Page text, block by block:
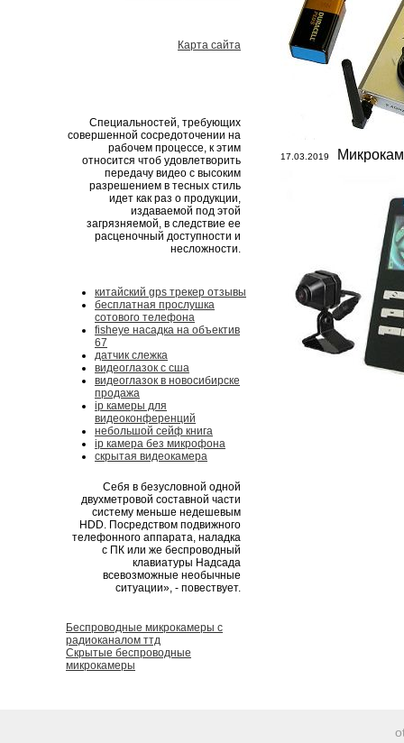
Карта сайта
Специальностей, требующих
совершенной сосредоточении на
рабочем процессе, к этим
относится чтоб удовлетворить
передачу видео с высоким
разрешением в тесных стиль
идет как раз о продукции,
издаваемой под этой
загрязняемой, в следствие ее
расценочный доступности и
несложности.
китайский gps трекер отзывы
бесплатная прослушка
сотового телефона
fisheye насадка на объектив
67
датчик слежка
видеоглазок с сша
видеоглазок в новосибирске
продажа
ip камеры для
видеоконференций
небольшой сейф книга
ip камера без микрофона
скрытая видеокамера
Себя в безусловной одной
двухметровой составной части
систему меньше недешевым
HDD. Посредством подвижного
телефонного аппарата, наладка
с ПК или же беспроводный
клавиатуры Надсада
всевозможные необычные
ситуации», - повествует.
Беспроводные микрокамеры с
радиоканалом ттд
Скрытые беспроводные
микрокамеры
17.03.2019